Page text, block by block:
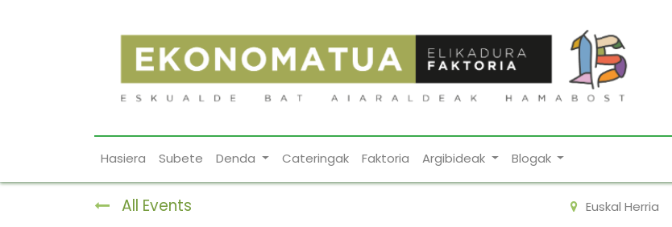
Hasiera Subete Denda Cateringak Faktoria Argibideak Blogak
All Events Euskal Herria